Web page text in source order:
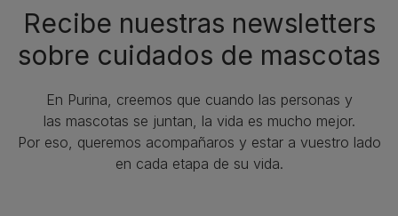
Recibe nuestras newsletters
sobre cuidados de mascotas​
En Purina, creemos que cuando las personas y
las mascotas se juntan, la vida es mucho mejor.
Por eso, queremos acompañaros y estar a vuestro lado
en cada etapa de su vida.​